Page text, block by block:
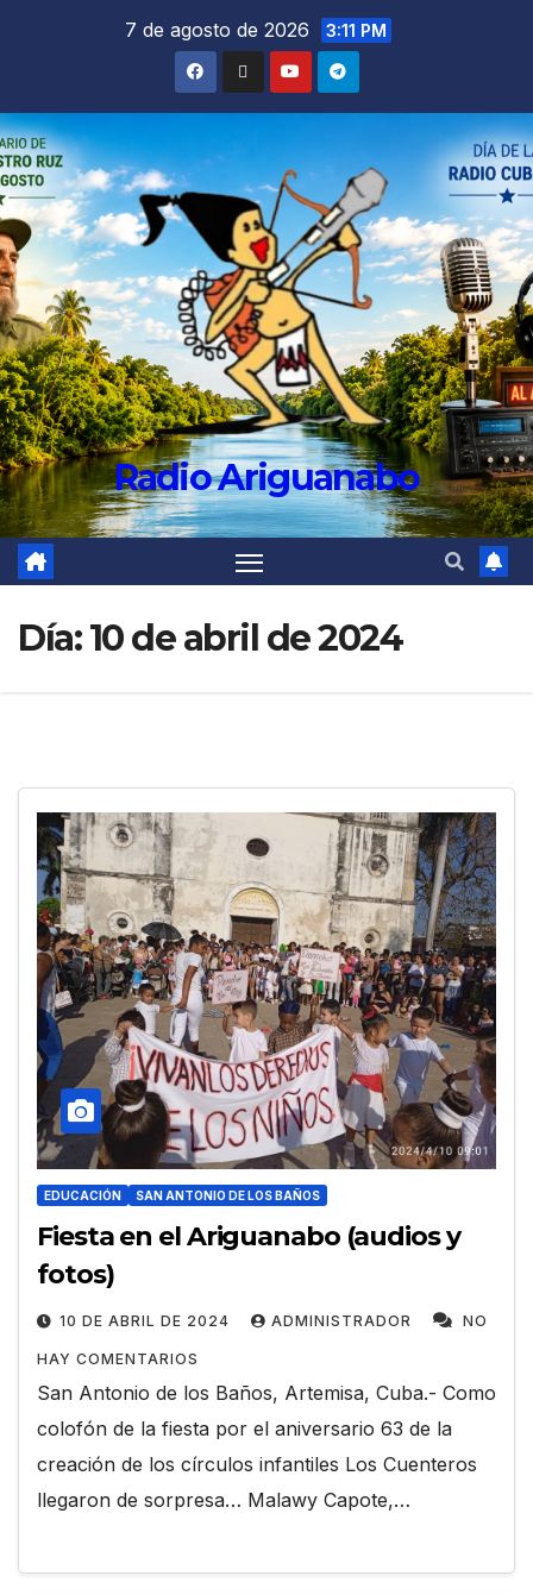
7 de agosto de 2026 3:11 PM
Radio Ariguanabo
Día:10 de abril de 2024
EDUCACIÓN SAN ANTONIO DE LOS BAÑOS
Fiesta en el Ariguanabo (audios y
fotos)
10 DE ABRIL DE 2024 ADMINISTRADOR NO
HAY COMENTARIOS
San Antonio de los Baños, Artemisa, Cuba.- Como
colofón de la fiesta por el aniversario 63 de la
creación de los círculos infantiles Los Cuenteros
llegaron de sorpresa… Malawy Capote,…